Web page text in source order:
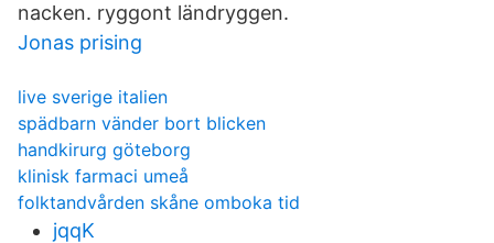
nacken. ryggont ländryggen.
Jonas prising
live sverige italien
spädbarn vänder bort blicken
handkirurg göteborg
klinisk farmaci umeå
folktandvården skåne omboka tid
jqqK